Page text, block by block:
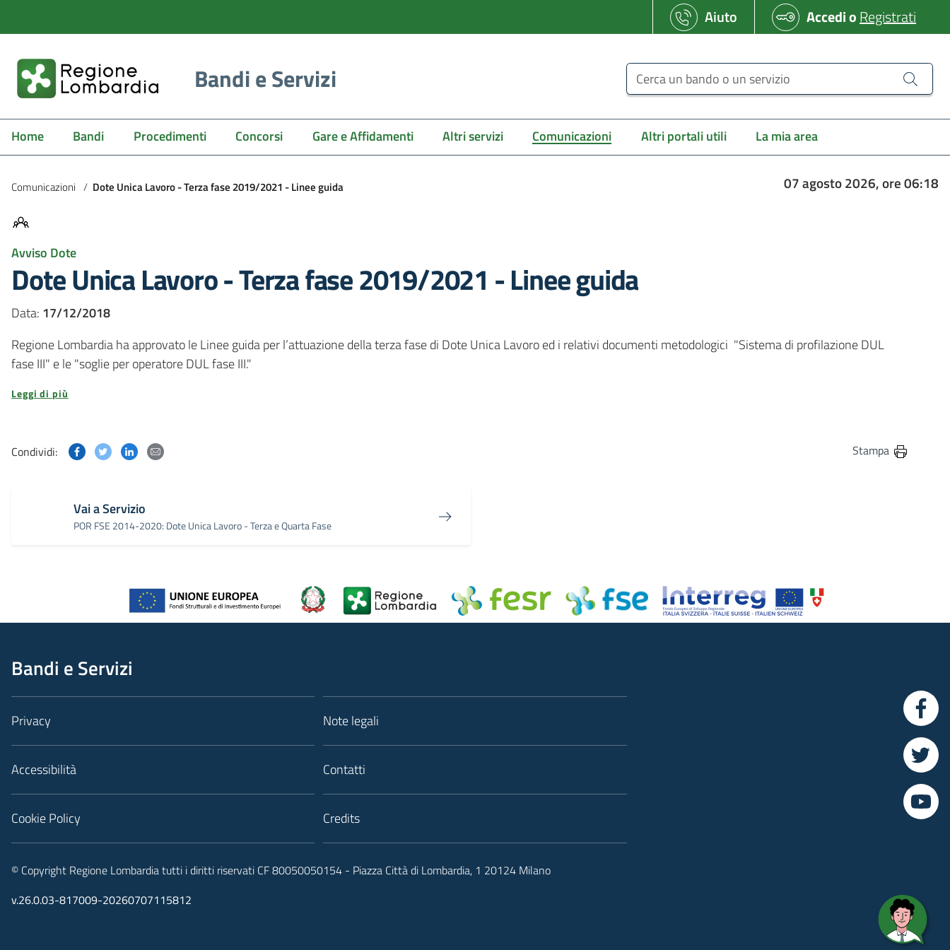
Aiuto AccedioRegistrati
Bandi e Servizi Cerca un bando o un servizio
Home Bandi Procedimenti Concorsi Gare e Affidamenti Altri servizi Comunicazioni Altri portali utili La mia area
Comunicazioni / Dote Unica Lavoro - Terza fase 2019/2021 - Linee guida 07 agosto 2026, ore 06:18
Avviso Dote
Dote Unica Lavoro - Terza fase 2019/2021 - Linee guida
Data: 17/12/2018
Regione Lombardia ha approvato le Linee guida per l’attuazione della terza fase di Dote Unica Lavoro ed i relativi documenti metodologici "Sistema di profilazione DUL
fase III" e le "soglie per operatore DUL fase III."
Leggi di più
Condividi: Condividi questa pagina su Facebook
Condividi questa pagina su Twitter
Condividi questa pagina su Linkedin Stampa
Vai a Servizio
POR FSE 2014-2020: Dote Unica Lavoro - Terza e Quarta Fase
Bandi e Servizi
Privacy
Accessibilità
Cookie Policy
Note legali
Contatti
Credits
© Copyright Regione Lombardia tutti i diritti riservati CF 80050050154 - Piazza Città di Lombardia, 1 20124 Milano
v.26.0.03-817009-20260707115812